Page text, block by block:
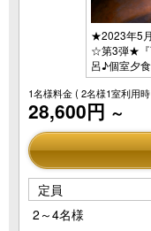
★2023年5
☆第3弾★『
呂♪個室夕
1名様料金( 2名様1室利用
28,600円 ～
定員
2～4名様